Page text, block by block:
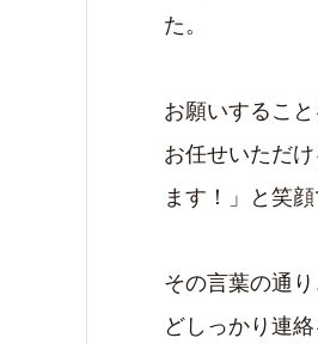
た。
お願いするこ
お任せいただ
ます！」と笑
その言葉の通
どしっかり連